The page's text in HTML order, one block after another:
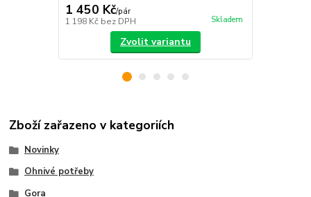
1 450 Kč/pár
1 198 Kč bez DPH Skladem
Zvolit variantu
Zboží zařazeno v kategoriích
Novinky
Ohnivé potřeby
Gora